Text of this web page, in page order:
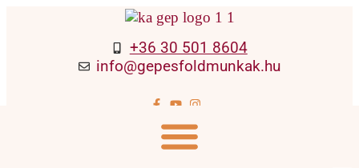
+36 30 501 8604
info@gepesfoldmunkak.hu